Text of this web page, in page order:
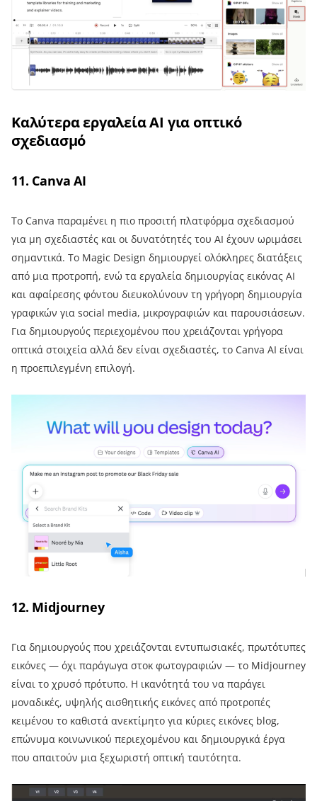
Καλύτερα εργαλεία AI για οπτικό
σχεδιασμό
11. Canva AI
Το Canva παραμένει η πιο προσιτή πλατφόρμα σχεδιασμού
για μη σχεδιαστές και οι δυνατότητές του AI έχουν ωριμάσει
σημαντικά. Το Magic Design δημιουργεί ολόκληρες διατάξεις
από μια προτροπή, ενώ τα εργαλεία δημιουργίας εικόνας AI
και αφαίρεσης φόντου διευκολύνουν τη γρήγορη δημιουργία
γραφικών για social media, μικρογραφιών και παρουσιάσεων.
Για δημιουργούς περιεχομένου που χρειάζονται γρήγορα
οπτικά στοιχεία αλλά δεν είναι σχεδιαστές, το Canva AI είναι
η προεπιλεγμένη επιλογή.
12. Midjourney
Για δημιουργούς που χρειάζονται εντυπωσιακές, πρωτότυπες
εικόνες — όχι παράγωγα στοκ φωτογραφιών — το Midjourney
είναι το χρυσό πρότυπο. Η ικανότητά του να παράγει
μοναδικές, υψηλής αισθητικής εικόνες από προτροπές
κειμένου το καθιστά ανεκτίμητο για κύριες εικόνες blog,
επώνυμα κοινωνικού περιεχομένου και δημιουργικά έργα
που απαιτούν μια ξεχωριστή οπτική ταυτότητα.